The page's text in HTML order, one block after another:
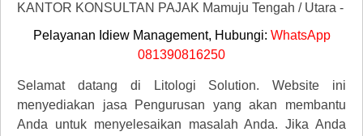
KANTOR KONSULTAN PAJAK Mamuju Tengah / Utara -
Pelayanan Idiew Management, Hubungi: WhatsApp
081390816250
Selamat datang di Litologi Solution. Website ini
menyediakan jasa Pengurusan yang akan membantu
Anda untuk menyelesaikan masalah Anda. Jika Anda